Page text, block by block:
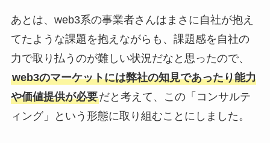
あとは、web3系の事業者さんはまさに自社が抱え
てたような課題を抱えながらも、課題感を自社の
力で取り払うのが難しい状況だなと思ったので、
web3のマーケットには弊社の知見であったり能力
や価値提供が必要だと考えて、この「コンサルテ
ィング」という形態に取り組むことにしました。